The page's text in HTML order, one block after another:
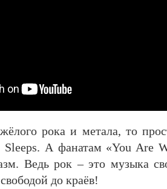
рока и метала, то
А фанатам «You Are
Ведь рок – это музыка
до краёв!